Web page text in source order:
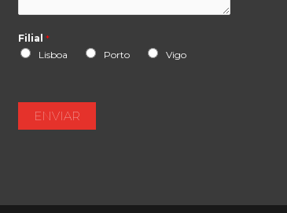
Filial *
Lisboa
Porto Vigo
ENVIAR